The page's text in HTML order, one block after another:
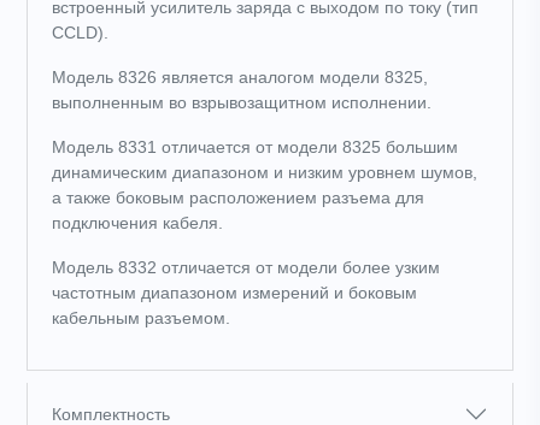
встроенный усилитель заряда с выходом по току (тип
CCLD).
Модель 8326 является аналогом модели 8325,
выполненным во взрывозащитном исполнении.
Модель 8331 отличается от модели 8325 большим
динамическим диапазоном и низким уровнем шумов,
а также боковым расположением разъема для
подключения кабеля.
Модель 8332 отличается от модели более узким
частотным диапазоном измерений и боковым
кабельным разъемом.
Комплектность